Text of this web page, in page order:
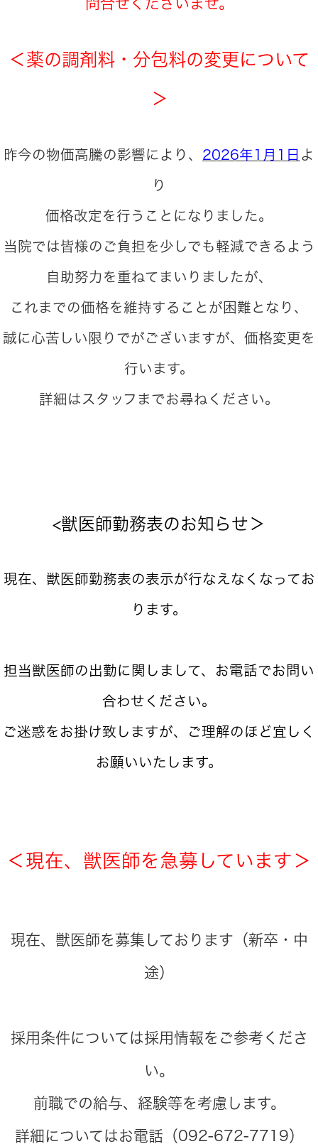
問合せくださいませ。
＜薬の調剤料・分包料の変更について
＞
昨今の物価高騰の影響により、 2026年1月1日 よ
り
価格改定を行うことになりました。
当院では皆様のご負担を少しでも軽減できるよう
自助努力を重ねてまいりましたが、
これまでの価格を維持することが困難となり、
誠に心苦しい限りでがございますが、価格変更を
行います。
詳細はスタッフまでお尋ねください。
<獣医師勤務表のお知らせ＞
現在、獣医師勤務表の表示が行なえなくなってお
ります。
担当獣医師の出勤に関しまして、お電話でお問い
合わせください。
ご迷惑をお掛け致しますが、ご理解のほど宜しく
お願いいたします。
＜現在、獣医師を急募しています＞
現在、獣医師を募集しております（新卒・中
途）
採用条件については採用情報をご参考くださ
い。
前職での給与、経験等を考慮します。
詳細についてはお電話（092-672-7719）